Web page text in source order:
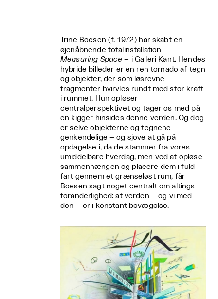
Trine Boesen (f. 1972) har skabt en
øjenåbnende totalinstallation –
Measuring Space – i Galleri Kant. Hendes
hybride billeder er en ren tornado af tegn
og objekter, der som løsrevne
fragmenter hvirvles rundt med stor kraft
i rummet. Hun opløser
centralperspektivet og tager os med på
en kigger hinsides denne verden. Og dog
er selve objekterne og tegnene
genkendelige – og sjove at gå på
opdagelse i, da de stammer fra vores
umiddelbare hverdag, men ved at opløse
sammenhængen og placere dem i fuld
fart gennem et grænseløst rum, får
Boesen sagt noget centralt om altings
foranderlighed: at verden – og vi med
den – er i konstant bevægelse.